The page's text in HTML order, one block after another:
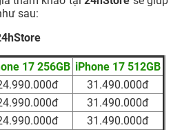
sau:
17 256GB iPhone 17 512GB
31.490.000đ
31.490.000đ
31.490.000đ